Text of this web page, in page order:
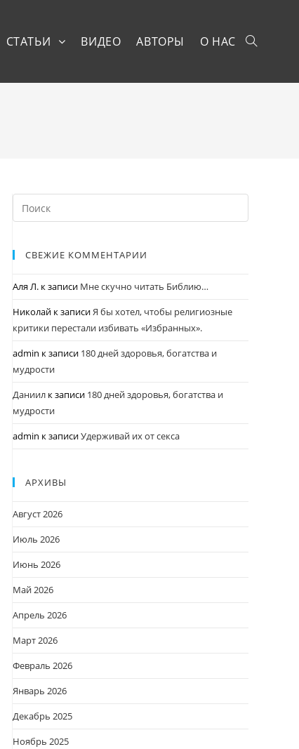
СТАТЬИ ВИДЕО АВТОРЫ О НАС
СВЕЖИЕ КОММЕНТАРИИ
Аля Л. к записи Мне скучно читать Библию…
Николай к записиЯ бы хотел, чтобы религиозные
критики перестали избивать «Избранных».
admin к записи 180 дней здоровья, богатства и
мудрости
Даниил к записи 180 дней здоровья, богатства и
мудрости
admin к записиУдерживай их от секса
АРХИВЫ
Август 2026
Июль 2026
Июнь 2026
Май 2026
Апрель 2026
Март 2026
Февраль 2026
Январь 2026
Декабрь 2025
Ноябрь 2025